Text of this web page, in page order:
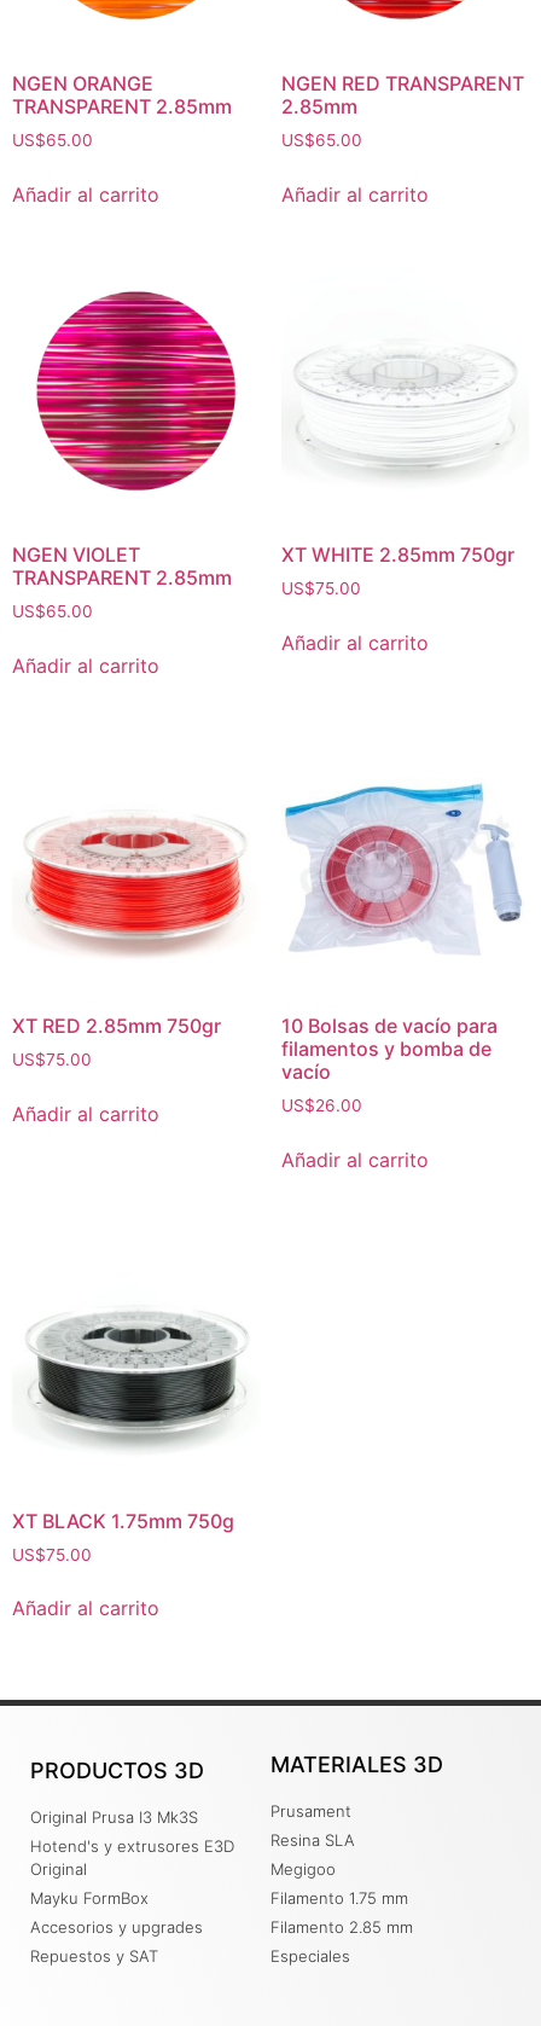
NGEN ORANGE
TRANSPARENT 2.85mm
US$65.00
Añadir al carrito
NGEN RED TRANSPARENT
2.85mm
US$65.00
Añadir al carrito
NGEN VIOLET
TRANSPARENT 2.85mm
US$65.00
Añadir al carrito
XT WHITE 2.85mm 750gr
US$75.00
Añadir al carrito
XT RED 2.85mm 750gr
US$75.00
Añadir al carrito
10 Bolsas de vacío para
filamentos y bomba de
vacío
US$26.00
Añadir al carrito
XT BLACK 1.75mm 750g
US$75.00
Añadir al carrito
PRODUCTOS 3D
Original Prusa I3 Mk3S
Hotend's y extrusores E3D
Original
Mayku FormBox
Accesorios y upgrades
Repuestos y SAT
MATERIALES 3D
Prusament
Resina SLA
Megigoo
Filamento 1.75 mm
Filamento 2.85 mm
Especiales